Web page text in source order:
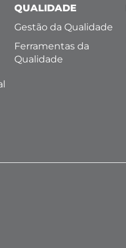
QUALIDADE
Gestão da Qualidade
Ferramentas da
Qualidade